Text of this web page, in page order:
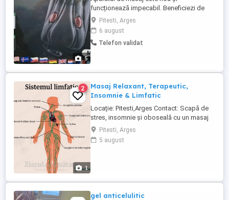
5
funcționează impecabil. Beneficiezi de
relaxare și revigorare în confortul casei
tale. Cu acest masaj, vei scăpa de
tensiunea acumulată și vei simți o stare de
bine. Oferă-ți acest moment special de
Pitesti, Arges
6 august
Telefon validat
1
2
Masaj Relaxant, Terapeutic,
Insomnie & Limfatic
Locație: Pitesti,Arges Contact: Scapă de
stres, insomnie și oboseală cu un masaj
profesionist! Masaj de relaxare elimină
stresul și tensiunea acumulată, oferindu-ți
o stare de bine profundă. Masaj
Pitesti, Arges
5 august
gel anticelulitic